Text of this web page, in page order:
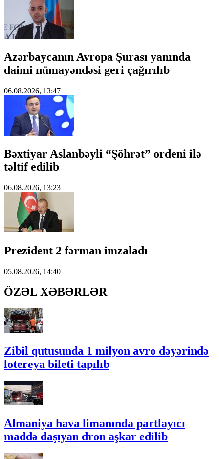
Azərbaycanın Avropa Şurası yanında
daimi nümayəndəsi geri çağırılıb
06.08.2026, 13:47
Bəxtiyar Aslanbəyli “Şöhrət” ordeni ilə
təltif edilib
06.08.2026, 13:23
Prezident 2 fərman imzaladı
05.08.2026, 14:40
ÖZƏL XƏBƏRLƏR
Zibil qutusunda 1 milyon avro dəyərində
lotereya bileti tapılıb
Almaniya hava limanında partlayıcı
maddə daşıyan dron aşkar edilib